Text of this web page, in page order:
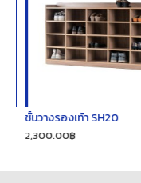
ชั้นวางรองเท้า SH20
2,300.00฿